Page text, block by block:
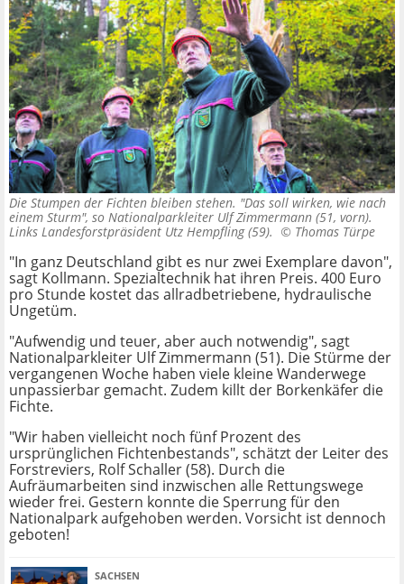
Die Stumpen der Fichten bleiben stehen. "Das soll wirken, wie nach
einem Sturm", so Nationalparkleiter Ulf Zimmermann (51, vorn).
Links Landesforstpräsident Utz Hempfling (59). © Thomas Türpe
"In ganz Deutschland gibt es nur zwei Exemplare davon",
sagt Kollmann. Spezialtechnik hat ihren Preis. 400 Euro
pro Stunde kostet das allradbetriebene, hydraulische
Ungetüm.
"Aufwendig und teuer, aber auch notwendig", sagt
Nationalparkleiter Ulf Zimmermann (51). Die Stürme der
vergangenen Woche haben viele kleine Wanderwege
unpassierbar gemacht. Zudem killt der Borkenkäfer die
Fichte.
"Wir haben vielleicht noch fünf Prozent des
ursprünglichen Fichtenbestands", schätzt der Leiter des
Forstreviers, Rolf Schaller (58). Durch die
Aufräumarbeiten sind inzwischen alle Rettungswege
wieder frei. Gestern konnte die Sperrung für den
Nationalpark aufgehoben werden. Vorsicht ist dennoch
geboten!
SACHSEN